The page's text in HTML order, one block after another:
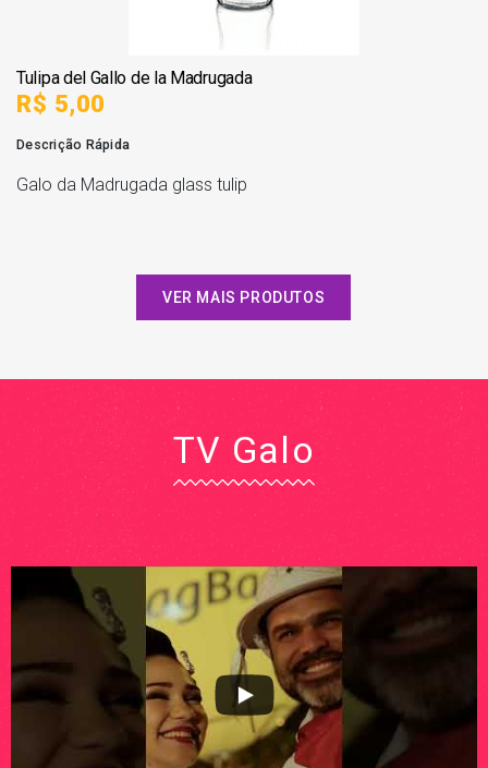
Tulipa del Gallo de la Madrugada
R$ 5,00
Descrição Rápida
Galo da Madrugada glass tulip
VER MAIS PRODUTOS
TV Galo